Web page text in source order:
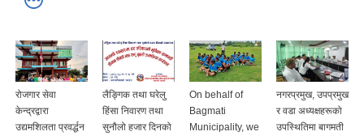
रोजगार सेवा
केन्द्रद्वारा
उद्यमशिलता प्रवर्द्धन
लैङ्गिक तथा घरेलु
हिंसा निवारण तथा
सुनौलो हजार दिनको
On behalf of
Bagmati
Municipality, we
नगरप्रमुख, उपप्रमुख
र वडा अध्यक्षहरूको
उपस्थितिमा बागमती